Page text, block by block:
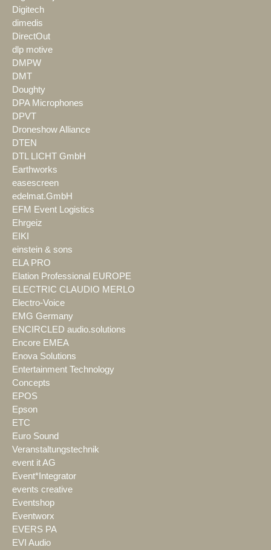
Digitech
dimedis
DirectOut
dlp motive
DMPW
DMT
Doughty
DPA Microphones
DPVT
Droneshow Alliance
DTEN
DTL LICHT GmbH
Earthworks
easescreen
edelmat.GmbH
EFM Event Logistics
Ehrgeiz
EIKI
einstein & sons
ELA PRO
Elation Professional EUROPE
ELECTRIC CLAUDIO MERLO
Electro-Voice
EMG Germany
ENCIRCLED audio.solutions
Encore EMEA
Enova Solutions
Entertainment Technology
Concepts
EPOS
Epson
ETC
Euro Sound
Veranstaltungstechnik
event it AG
Event*Integrator
events creative
Eventshop
Eventworx
EVERS PA
EVI Audio